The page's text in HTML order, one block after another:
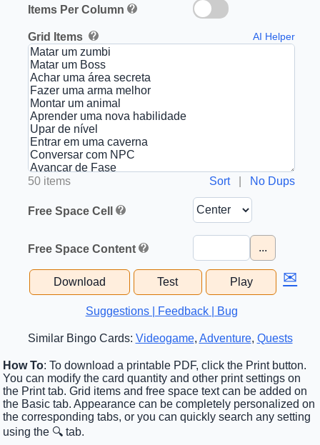
Items Per Column
Grid Items AI Helper
50 items Sort| No Dups
Free Space Cell
Free Space Content ...
Download Test Play ✉
Suggestions | Feedback | Bug
Similar Bingo Cards: Videogame, Adventure, Quests
How To: To download a printable PDF, click the Print button.
You can modify the card quantity and other print settings on
the Print tab. Grid items and free space text can be added on
the Basic tab. Appearance can be completely personalized on
the corresponding tabs, or you can quickly search any setting
using the 🔍 tab.